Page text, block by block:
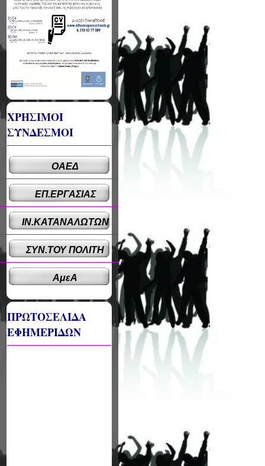
ΧΡΗΣΙΜΟΙ
ΣΥΝΔΕΣΜΟΙ
ΟΑΕΔ
ΕΠ.ΕΡΓΑΣΙΑΣ
ΙΝ.ΚΑΤΑΝΑΛΩΤΩΝ
ΣΥΝ.ΤΟΥ ΠΟΛΙΤΗ
ΑμεΑ
ΠΡΩΤΟΣΕΛΙΔΑ
ΕΦΗΜΕΡΙΔΩΝ